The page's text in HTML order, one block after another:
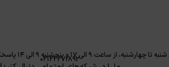
02122271892 از ساعت 9 الی 17 و پنجشنبه 9 الی 14 پاسخگوی سوالات شما هستیم.